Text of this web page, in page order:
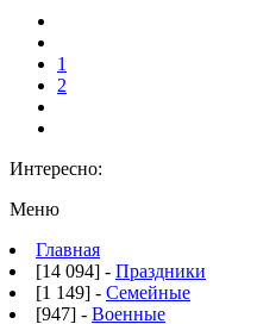
1
2
Интересно:
Меню
Главная
[14 094] - Праздники
[1 149] - Семейные
[947] - Военные